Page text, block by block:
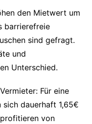
den Mietwert um
barrierefreie
sind gefragt.
und
Unterschied.
Für eine
dauerhaft 1,65€
von